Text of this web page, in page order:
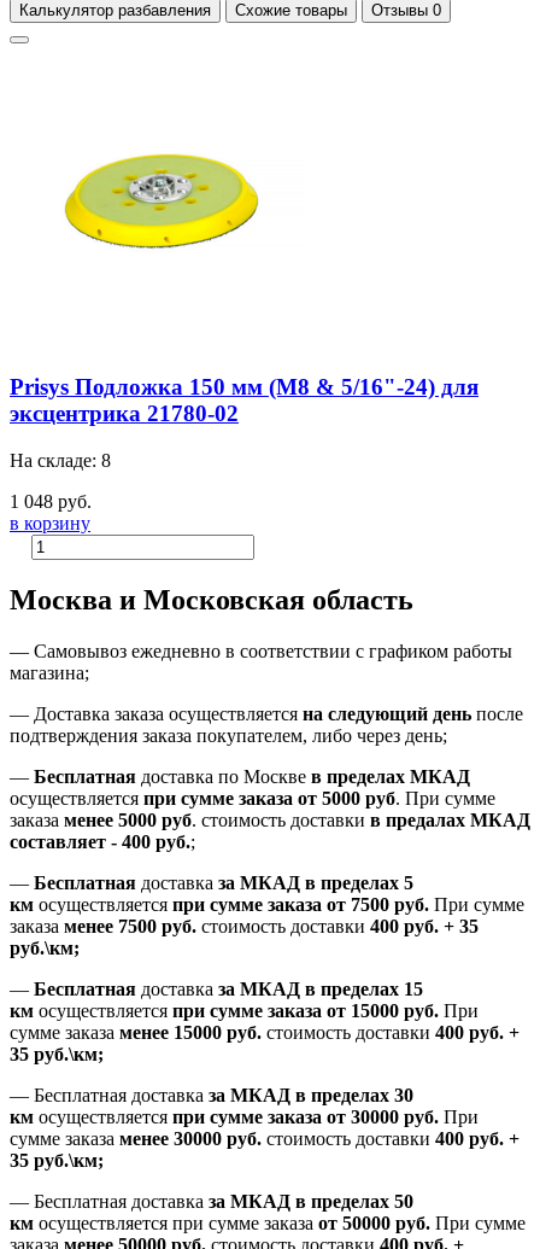
Калькулятор разбавления
Схожие товары Отзывы 0
Prisys Подложка 150 мм (M8 & 5/16"-24) для
эксцентрика 21780-02
На складе: 8
1 048 руб.
в корзину
Москва и Московская область
— Самовывоз ежедневно в соответствии с графиком работы
магазина;
— Доставка заказа осуществляется на следующий день после
подтверждения заказа покупателем, либо через день;
— Бесплатная доставка по Москве в пределах МКАД
осуществляется при сумме заказа от 5000 руб. При сумме
заказа менее 5000 руб. стоимость доставки в предалах МКАД
составляет - 400 руб.;
— Бесплатная доставка за МКАД в пределах 5
км осуществляется при сумме заказа от 7500 руб. При сумме
заказа менее 7500 руб. стоимость доставки 400 руб. + 35
руб.\км;
— Бесплатная доставка за МКАД в пределах 15
км осуществляется при сумме заказа от 15000 руб. При
сумме заказа менее 15000 руб. стоимость доставки 400 руб. +
35 руб.\км;
— Бесплатная доставка за МКАД в пределах 30
км осуществляется при сумме заказа от 30000 руб. При
сумме заказа менее 30000 руб. стоимость доставки 400 руб. +
35 руб.\км;
— Бесплатная доставка за МКАД в пределах 50
км осуществляется при сумме заказа от 50000 руб. При сумме
заказа менее 50000 руб. стоимость доставки 400 руб. +